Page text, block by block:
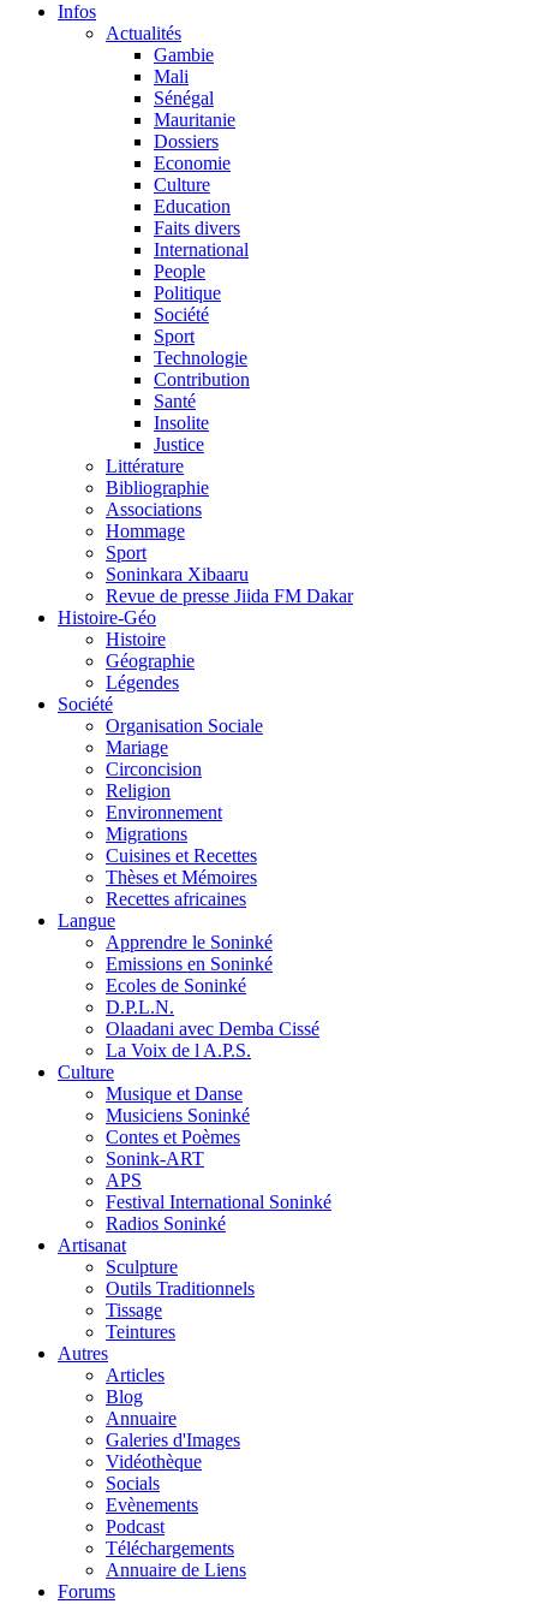
Infos
Actualités
Gambie
Mali
Sénégal
Mauritanie
Dossiers
Economie
Culture
Education
Faits divers
International
People
Politique
Société
Sport
Technologie
Contribution
Santé
Insolite
Justice
Littérature
Bibliographie
Associations
Hommage
Sport
Soninkara Xibaaru
Revue de presse Jiida FM Dakar
Histoire-Géo
Histoire
Géographie
Légendes
Société
Organisation Sociale
Mariage
Circoncision
Religion
Environnement
Migrations
Cuisines et Recettes
Thèses et Mémoires
Recettes africaines
Langue
Apprendre le Soninké
Emissions en Soninké
Ecoles de Soninké
D.P.L.N.
Olaadani avec Demba Cissé
La Voix de l A.P.S.
Culture
Musique et Danse
Musiciens Soninké
Contes et Poèmes
Sonink-ART
APS
Festival International Soninké
Radios Soninké
Artisanat
Sculpture
Outils Traditionnels
Tissage
Teintures
Autres
Articles
Blog
Annuaire
Galeries d'Images
Vidéothèque
Socials
Evènements
Podcast
Téléchargements
Annuaire de Liens
Forums